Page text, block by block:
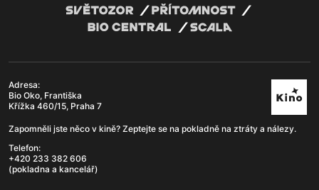
Adresa:
Bio Oko, Františka
Křížka 460/15, Praha 7
Zapomněli jste něco v kině? Zeptejte se na pokladně na ztráty a nálezy.
Telefon:
+420 233 382 606
(pokladna a kancelář)